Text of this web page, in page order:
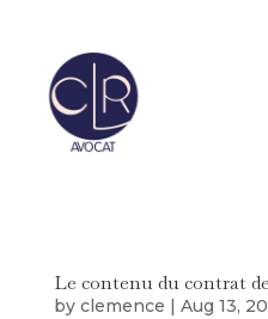
Le contenu du contrat
by clemence | Aug 13,